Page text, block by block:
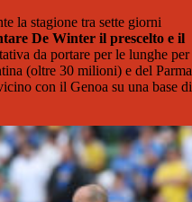
la stagione tra sette giorni
De Winter il prescelto e il
da portare per le lunghe per
(oltre 30 milioni) e del Parma
con il Genoa su una base di